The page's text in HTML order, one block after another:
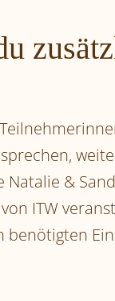
Natalie &
ITW
benötigten